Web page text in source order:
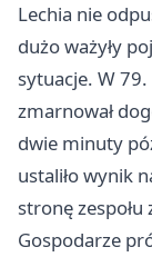
Lechia nie
dużo ważyły
sytuacje. W
zmarnował
dwie minuty
ustaliło wynik
stronę zespołu
Gospodarze